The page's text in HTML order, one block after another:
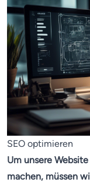
SEO optimieren
Um unsere
machen, müssen